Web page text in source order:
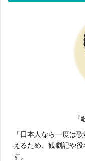
「日本人なら一度は
えるため、観劇記や
す。